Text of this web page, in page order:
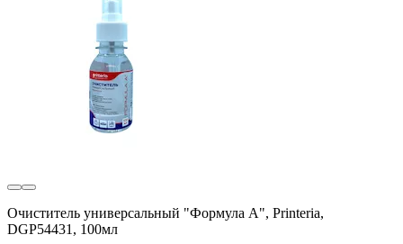
Очиститель универсальный "Формула А", Printeria,
DGP54431, 100мл